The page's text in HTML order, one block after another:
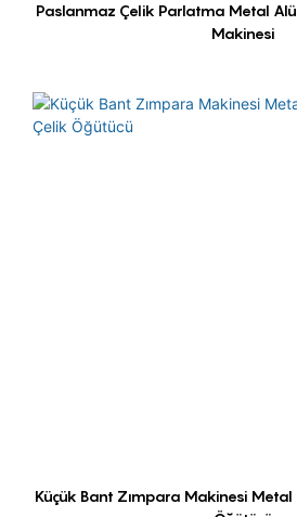
Paslanmaz Çelik Parlatma Metal
Makinesi
Küçük Bant Zımpara Makinesi Metal